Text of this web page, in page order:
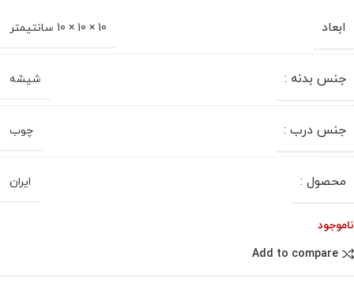
ابعاد 10 × 10 × 10 سانتیمتر
جنس بدنه : شیشه
جنس درب : چوب
محصول : ایران
ناموجود
Add to compare